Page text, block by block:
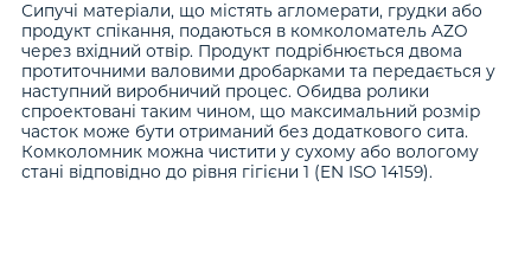
Сипучі матеріали, що містять агломерати, грудки або
продукт спікання, подаються в комколоматель AZO
через вхідний отвір. Продукт подрібнюється двома
протиточними валовими дробарками та передається у
наступний виробничий процес. Обидва ролики
спроектовані таким чином, що максимальний розмір
часток може бути отриманий без додаткового сита.
Комколомник можна чистити у сухому або вологому
стані відповідно до рівня гігієни 1 (EN ISO 14159).